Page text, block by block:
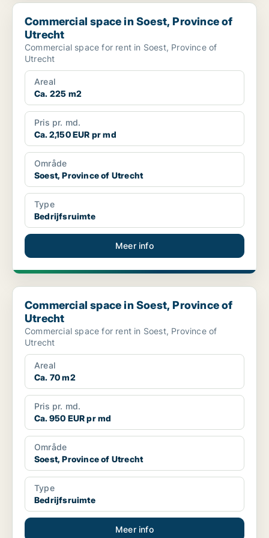
Commercial space in Soest, Province of Utrecht
Commercial space in Soest, Province of
Utrecht
Commercial space for rent in Soest, Province of
Utrecht
Areal
Ca. 225 m2
Pris pr. md.
Ca. 2,150 EUR pr md
Område
Soest, Province of Utrecht
Type
Bedrijfsruimte
Meer info
Commercial space in Soest, Province of Utrecht
Commercial space in Soest, Province of
Utrecht
Commercial space for rent in Soest, Province of
Utrecht
Areal
Ca. 70 m2
Pris pr. md.
Ca. 950 EUR pr md
Område
Soest, Province of Utrecht
Type
Bedrijfsruimte
Meer info